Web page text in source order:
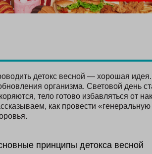
детокс весной — хорошая
организма. Световой день
тело готово избавляться от
как провести
принципы детокса весной